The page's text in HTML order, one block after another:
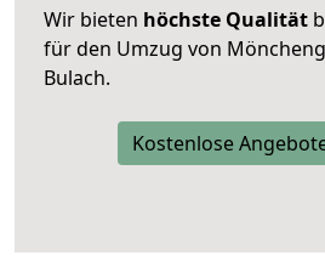
Wir bieten höchste Qualität
für den Umzug von
Bulach.
Kostenlose